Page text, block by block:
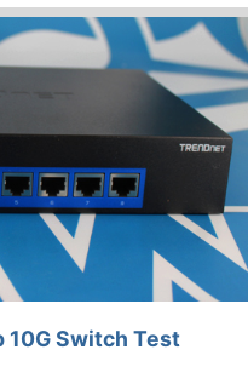
10G Switch Test